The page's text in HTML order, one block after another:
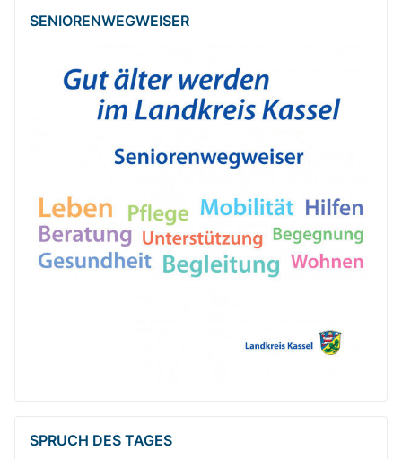
SENIOREN­WEG­WEISER
SPRUCH DES TAGES